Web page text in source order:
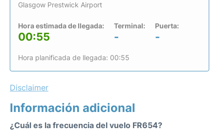
Glasgow Prestwick Airport
Hora estimada de llegada:
00:55
Terminal:
-
Puerta:
-
Hora planificada de llegada: 00:55
Disclaimer
Información adicional
¿Cuál es la frecuencia del vuelo FR654?